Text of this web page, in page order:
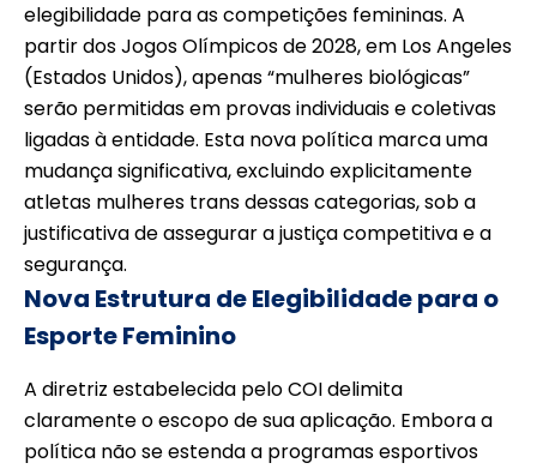
elegibilidade para as competições femininas. A
partir dos Jogos Olímpicos de 2028, em Los Angeles
(Estados Unidos), apenas “mulheres biológicas”
serão permitidas em provas individuais e coletivas
ligadas à entidade. Esta nova política marca uma
mudança significativa, excluindo explicitamente
atletas mulheres trans dessas categorias, sob a
justificativa de assegurar a justiça competitiva e a
segurança.
Nova Estrutura de Elegibilidade para o
Esporte Feminino
A diretriz estabelecida pelo COI delimita
claramente o escopo de sua aplicação. Embora a
política não se estenda a programas esportivos